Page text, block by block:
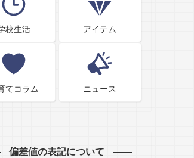
校生活 アイテム
てコラム ニュース
偏差値の表記について